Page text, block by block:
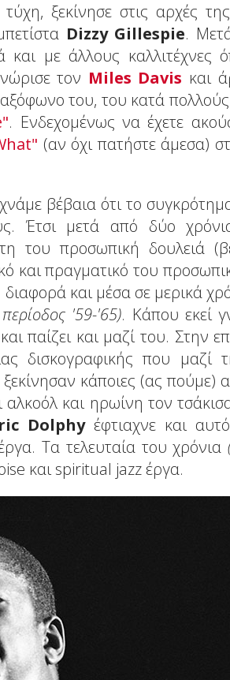
ξεκίνησε στις αρχές
Dizzy Gillespie.
και με άλλους καλλιτέχνες
τον Miles Davis και
του, του κατά
. Ενδεχομένως να έχετε
(αν όχι πατήστε άμεσα)
βέβαια ότι το
Έτσι μετά από δύο
του προσωπική δουλειά
και πραγματικό του
και μέσα σε μερικά
'59-'65). Κάπου εκεί
και παίζει και μαζί του. Στην
δισκογραφικής που μαζί
κάποιες (ας πούμε)
και ηρωίνη τον
Dolphyέφτιαχνε και
Τα τελευταία του χρόνια
και spiritual jazz έργα.